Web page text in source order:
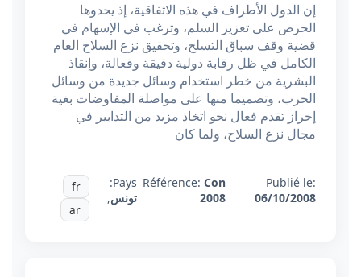
إن الدول الأطراف في هذه الاتفاقية، إذ يحدوها
الحرص على تعزيز السلم، وترغب في الإسهام في
قضية وقف سباق التسلح، وتحقيق نزع السلاح العام
الكامل في ظل رقابة دولية دقيقة وفعالة، وإنقاذ
البشرية من خطر استخدام وسائل جديدة من وسائل
الحرب، وتصميما منها على مواصلة المفاوضات بغية
إحراز تقدم فعال نحو اتخاذ مزيد من التدابير في
مجال نزع السلاح، ولما كان
Publié le:
06/10/2008
Référence: Con
2008
Pays:
تونس,
fr
ar